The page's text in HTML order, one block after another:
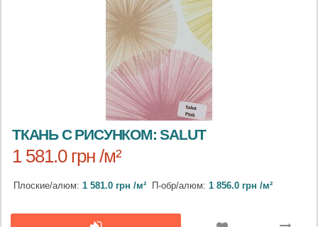
ТКАНЬ С РИСУНКОМ: SALUT
1 581.0 грн /м²
Плоские/алюм: 1 581.0 грн /м² П-обр/алюм: 1 856.0 грн /м²